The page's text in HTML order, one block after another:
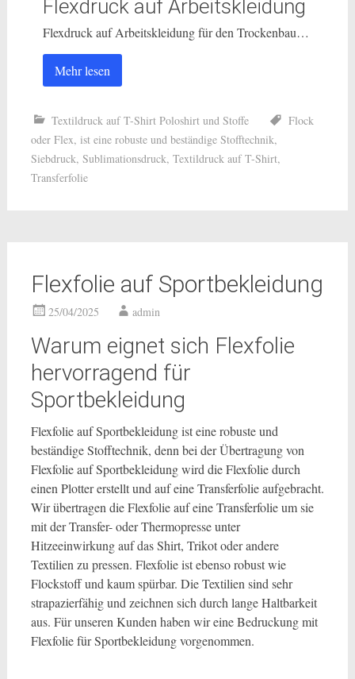
Flexdruck auf Arbeitskleidung
Flexdruck auf Arbeitskleidung für den Trockenbau…
Mehr lesen
Textildruck auf T-Shirt Poloshirt und Stoffe
Flock
oder Flex, ist eine robuste und beständige Stofftechnik,
Siebdruck, Sublimationsdruck, Textildruck auf T-Shirt,
Transferfolie
Flexfolie auf Sportbekleidung
25/04/2025 admin
Warum eignet sich Flexfolie
hervorragend für
Sportbekleidung
Flexfolie auf Sportbekleidung ist eine robuste und
beständige Stofftechnik, denn bei der Übertragung von
Flexfolie auf Sportbekleidung wird die Flexfolie durch
einen Plotter erstellt und auf eine Transferfolie aufgebracht.
Wir übertragen die Flexfolie auf eine Transferfolie um sie
mit der Transfer- oder Thermopresse unter
Hitzeeinwirkung auf das Shirt, Trikot oder andere
Textilien zu pressen. Flexfolie ist ebenso robust wie
Flockstoff und kaum spürbar. Die Textilien sind sehr
strapazierfähig und zeichnen sich durch lange Haltbarkeit
aus. Für unseren Kunden haben wir eine Bedruckung mit
Flexfolie für Sportbekleidung vorgenommen.